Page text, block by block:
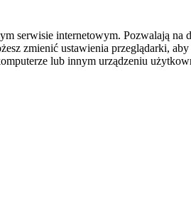
serwisie internetowym. Pozwalają
zmienić ustawienia przeglądarki,
lub innym urządzeniu